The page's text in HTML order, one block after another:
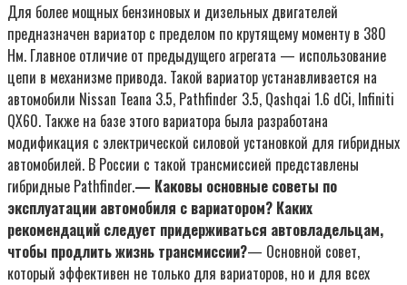
Для более мощных бензиновых и дизельных двигателей
предназначен вариатор с пределом по крутящему моменту в 380
Нм. Главное отличие от предыдущего агрегата — использование
цепи в механизме привода. Такой вариатор устанавливается на
автомобили Nissan Teana 3.5, Pathfinder 3.5, Qashqai 1.6 dCi, Infiniti
QX60. Также на базе этого вариатора была разработана
модификация с электрической силовой установкой для гибридных
автомобилей. В России с такой трансмиссией представлены
гибридные Pathfinder.— Каковы основные советы по
эксплуатации автомобиля с вариатором? Каких
рекомендаций следует придерживаться автовладельцам,
чтобы продлить жизнь трансмиссии?— Основной совет,
который эффективен не только для вариаторов, но и для всех